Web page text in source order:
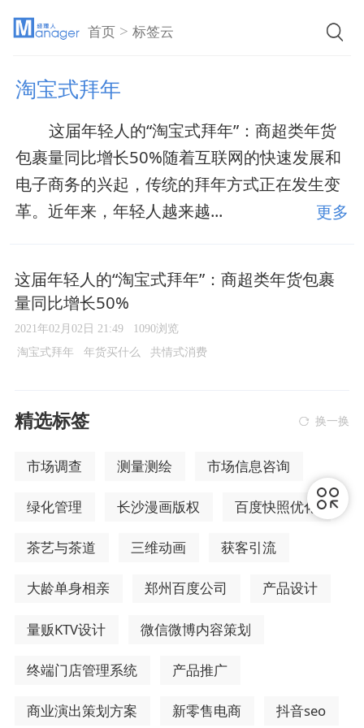
首页 >标签云
淘宝式拜年
这届年轻人的“淘宝式拜年”：商超类年货
包裹量同比增长50%随着互联网的快速发展和
电子商务的兴起，传统的拜年方式正在发生变
革。近年来，年轻人越来越...
更多
这届年轻人的“淘宝式拜年”：商超类年货包裹
量同比增长50%
2021年02月02日 21:49 1090浏览
淘宝式拜年 年货买什么 共情式消费
精选标签 换一换
市场调查 测量测绘 市场信息咨询
绿化管理 长沙漫画版权 百度快照优化
茶艺与茶道 三维动画 获客引流
大龄单身相亲 郑州百度公司 产品设计
量贩KTV设计 微信微博内容策划
终端门店管理系统 产品推广
商业演出策划方案 新零售电商 抖音seo